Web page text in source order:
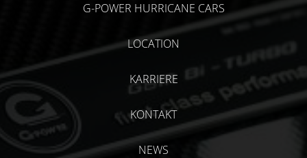
G-POWER HURRICANE CARS
LOCATION
KARRIERE
KONTAKT
NEWS